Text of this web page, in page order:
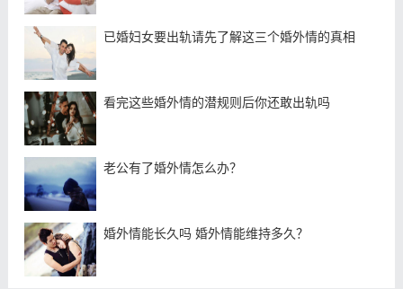
已婚妇女要出轨请先了解这三个婚外情的真相
看完这些婚外情的潜规则后你还敢出轨吗
老公有了婚外情怎么办？
婚外情能长久吗 婚外情能维持多久？